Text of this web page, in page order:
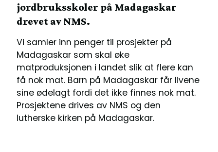
jordbruksskoler på Madagaskar
drevet av NMS.
Vi samler inn penger til prosjekter på
Madagaskar som skal øke
matproduksjonen i landet slik at flere kan
få nok mat. Barn på Madagaskar får livene
sine ødelagt fordi det ikke finnes nok mat.
Prosjektene drives av NMS og den
lutherske kirken på Madagaskar.